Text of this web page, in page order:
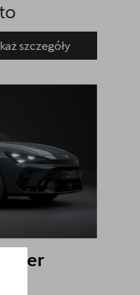
szczegóły